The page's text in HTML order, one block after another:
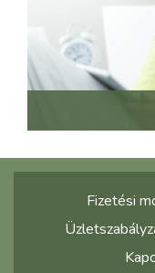
Fizetési